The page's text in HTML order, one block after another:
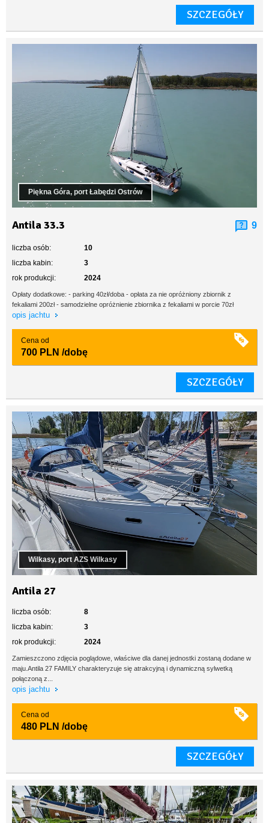
SZCZEGÓŁY
Piękna Góra, port Łabędzi Ostrów
Antila 33.3 9
liczba osób:
10
liczba kabin:
3
rok produkcji:
2024
Opłaty dodatkowe: - parking 40zł/doba - opłata za nie opróżniony zbiornik z
fekaliami 200zł - samodzielne opróżnienie zbiornika z fekaliami w porcie 70zł
opis jachtu
Cena od
700 PLN /dobę
SZCZEGÓŁY
Wilkasy, port AZS Wilkasy
Antila 27
liczba osób:
8
liczba kabin:
3
rok produkcji:
2024
Zamieszczono zdjęcia poglądowe, właściwe dla danej jednostki zostaną dodane w
maju.Antila 27 FAMILY charakteryzuje się atrakcyjną i dynamiczną sylwetką
połączoną z...
opis jachtu
Cena od
480 PLN /dobę
SZCZEGÓŁY